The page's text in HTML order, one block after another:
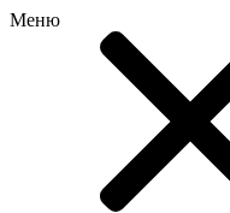
Меню